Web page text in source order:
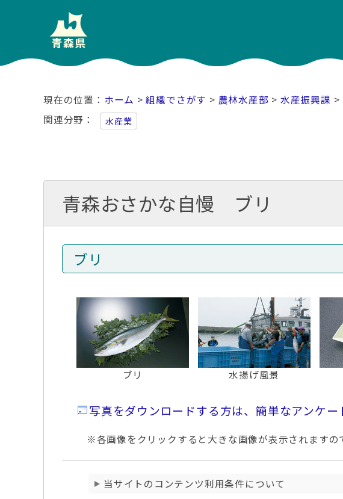
ホーム >組織でさがす > 農林水産部 > 水産振興課
関連分野
水産業
青森おさかな自慢 ブリ
ブリ
ブリ 水揚げ風景
写真をダウンロードする方は、簡単なアンケー
※各画像をクリックすると大きな画像が表示されますの
当サイトのコンテンツ利用条件について